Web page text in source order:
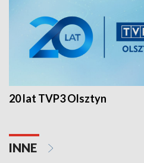
20 lat TVP3 Olsztyn
INNE